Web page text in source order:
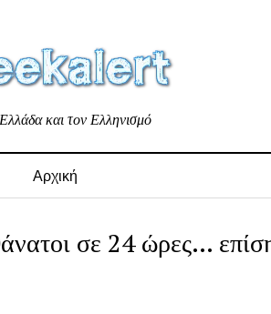
και τον Ελληνισμό
Αρχική
σε 24 ώρες…